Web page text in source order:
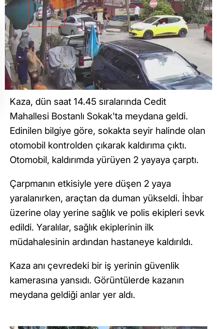
Kaza, dün saat 14.45 sıralarında Cedit
Mahallesi Bostanlı Sokak'ta meydana geldi.
Edinilen bilgiye göre, sokakta seyir halinde olan
otomobil kontrolden çıkarak kaldırıma çıktı.
Otomobil, kaldırımda yürüyen 2 yayaya çarptı.
Çarpmanın etkisiyle yere düşen 2 yaya
yaralanırken, araçtan da duman yükseldi. İhbar
üzerine olay yerine sağlık ve polis ekipleri sevk
edildi. Yaralılar, sağlık ekiplerinin ilk
müdahalesinin ardından hastaneye kaldırıldı.
Kaza anı çevredeki bir iş yerinin güvenlik
kamerasına yansıdı. Görüntülerde kazanın
meydana geldiği anlar yer aldı.